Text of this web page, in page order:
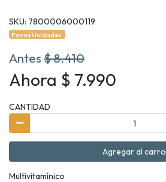
SKU: 7800006000119
Pocas Unidades.
Antes$ 8.410
Ahora $ 7.990
CANTIDAD
Agregar al carro
Multivitamínico